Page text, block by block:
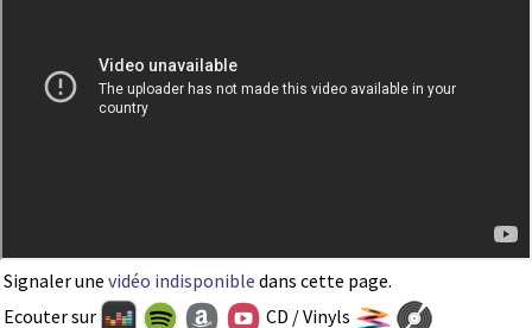
Signaler une vidéo indisponible dans cette page.
Ecouter sur
CD / Vinyls